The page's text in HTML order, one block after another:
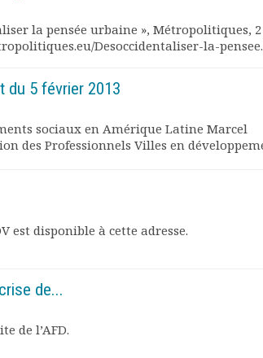
la pensée urbaine », Métropolitiques, 2
Desoccidentaliser-la-
du 5 février 2013
sociaux en Amérique Latine Marcel
des Professionnels Villes en
est disponible à cette adresse.
de...
de l’AFD.